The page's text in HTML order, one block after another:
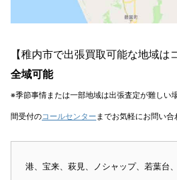
【稚内市で出張買取可能な地域は
全域可能
※季節事情または一部地域は出張査定が難しい
間受付のコールセンター までお気軽にお問い合
港、宝来、萩見、ノシャップ、若葉台